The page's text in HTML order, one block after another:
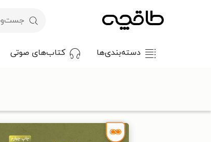
دسته‌بندی‌ها کتاب‌های صوتی